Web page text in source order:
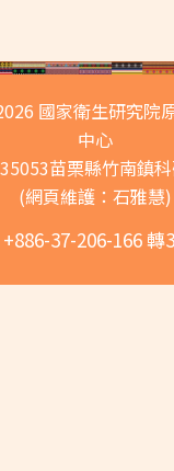
國家衛生研究院
中心
苗栗縣竹南鎮
(網頁維護：石雅慧)
37-206-166 轉